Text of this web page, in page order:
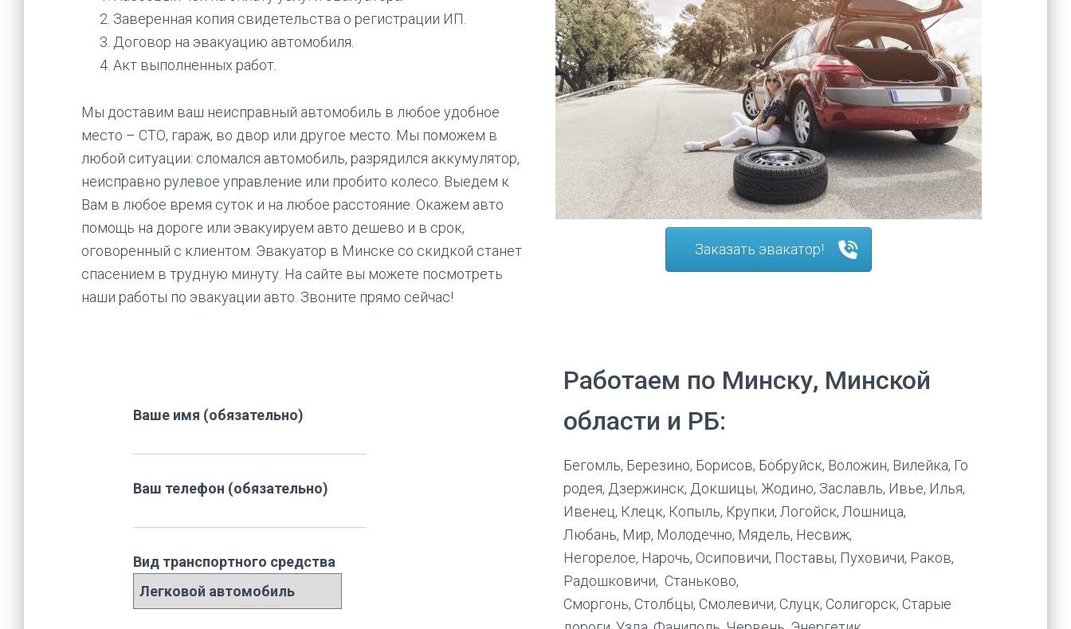
Заверенная копия свидетельства о регистрации ИП.
Договор на эвакуацию автомобиля.
Акт выполненных работ.
Мы доставим ваш неисправный автомобиль в любое удобное
место – СТО, гараж, во двор или другое место. Мы поможем в
любой ситуации: сломался автомобиль, разрядился аккумулятор,
неисправно рулевое управление или пробито колесо. Выедем к
Вам в любое время суток и на любое расстояние. Окажем авто
помощь на дороге или эвакуируем авто дешево и в срок,
оговоренный с клиентом. Эвакуатор в Минске со скидкой станет
спасением в трудную минуту. На сайте вы можете посмотреть
наши работы по эвакуации авто. Звоните прямо сейчас!
Заказать эвакатор!
Ваше имя (обязательно)
Ваш телефон (обязательно)
Вид транспортного средства
Работаем по Минску, Минской
области и РБ:
Бегомль, Березино, Борисов, Бобруйск, Воложин, Вилейка, Го
родея, Дзержинск, Докшицы, Жодино, Заславль, Ивье, Илья,
Ивенец, Клецк, Копыль, Крупки, Логойск, Лошница,
Любань, Мир, Молодечно, Мядель, Несвиж,
Негорелое, Нарочь, Осиповичи, Поставы, Пуховичи, Раков,
Радошковичи, Станьково,
Сморгонь, Столбцы, Смолевичи, Слуцк, Солигорск, Старые